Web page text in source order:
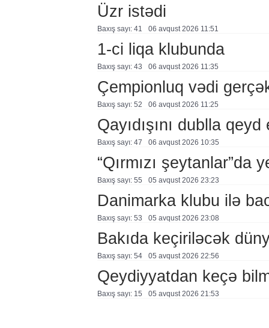
Üzr istədi
Baxış sayı: 41 06 avqust 2026 11:51
1-ci liqa klubunda
Baxış sayı: 43 06 avqust 2026 11:35
Çempionluq vədi
Baxış sayı: 52 06 avqust 2026 11:25
Qayıdışını dublla qeyd
Baxış sayı: 47 06 avqust 2026 10:35
“Qırmızı şeytanlar”da
Baxış sayı: 55 05 avqust 2026 23:23
Danimarka klubu ilə
Baxış sayı: 53 05 avqust 2026 23:08
Bakıda keçiriləcək
Baxış sayı: 54 05 avqust 2026 22:56
Qeydiyyatdan keçə
Baxış sayı: 15 05 avqust 2026 21:53